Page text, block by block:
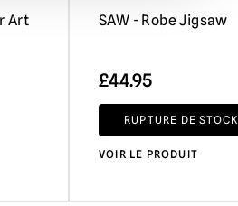
Art SAW - Robe Jigsaw
£44.95
RUPTURE DE STOCK
VOIR LE PRODUIT